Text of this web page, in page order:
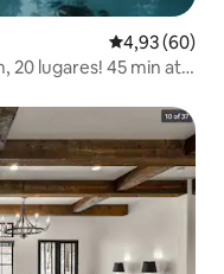
Classificação
4,93 (60)
20 lugares! 45 min até